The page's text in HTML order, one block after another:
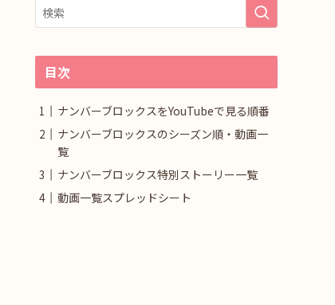
目次
ナンバーブロックスをYouTubeで見る順番
ナンバーブロックスのシーズン順・動画一
覧
ナンバーブロックス特別ストーリー一覧
動画一覧スプレッドシート